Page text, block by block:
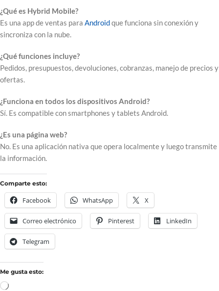
¿Qué es Hybrid Mobile?
Es una app de ventas para Androidque funciona sin conexión y
sincroniza con la nube.
¿Qué funciones incluye?
Pedidos, presupuestos, devoluciones, cobranzas, manejo de precios y
ofertas.
¿Funciona en todos los dispositivos Android?
Sí. Es compatible con smartphones y tablets Android.
¿Es una página web?
No. Es una aplicación nativa que opera localmente y luego transmite
la información.
Comparte esto:
Facebook WhatsApp X
Correo electrónico Pinterest LinkedIn
Telegram
Me gusta esto: